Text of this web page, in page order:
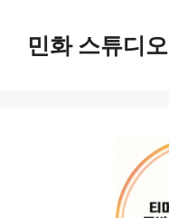
민화 스튜디오